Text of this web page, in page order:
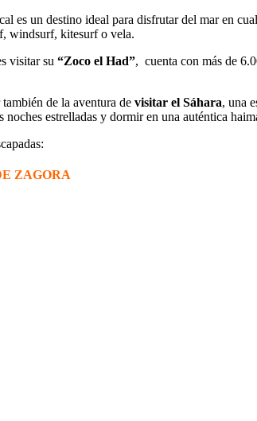
es un destino ideal para disfrutar del mar en
windsurf, kitesurf o vela.
visitar su “Zoco el Had”, cuenta con más de
de la aventura de visitar el Sáhara, una
noches estrelladas y dormir en una auténtica
ZAGORA